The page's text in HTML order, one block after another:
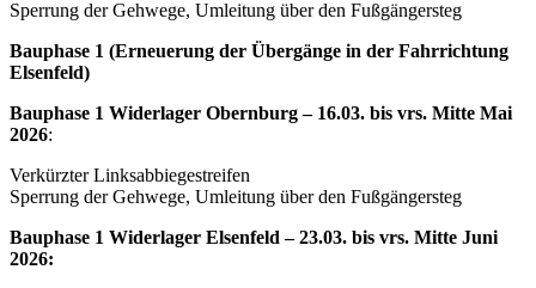
Sperrung der Gehwege, Umleitung über den Fußgängersteg
Bauphase 1 (Erneuerung der Übergänge in der Fahrrichtung
Elsenfeld)
Bauphase 1 Widerlager Obernburg – 16.03. bis vrs. Mitte Mai
2026:
Verkürzter Linksabbiegestreifen
Sperrung der Gehwege, Umleitung über den Fußgängersteg
Bauphase 1 Widerlager Elsenfeld – 23.03. bis vrs. Mitte Juni
2026: